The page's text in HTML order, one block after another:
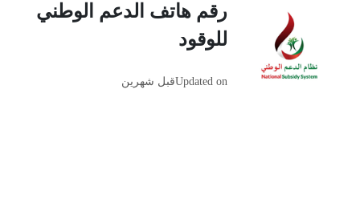
رقم هاتف الدعم الوطني
للوقود
Updated onقبل شهرين